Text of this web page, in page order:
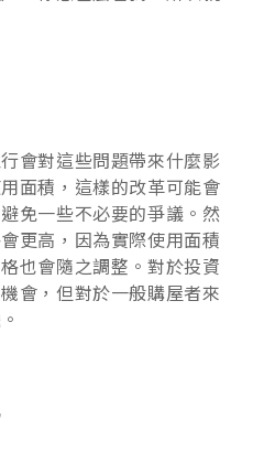
會對這些問題帶來什麼影
面積，這樣的改革可能會
免一些不必要的爭議。然
更高，因為實際使用面積
也會隨之調整。對於投資
會，但對於一般購屋者來